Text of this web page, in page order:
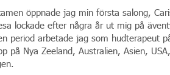
öppnade jag min första salong,
lockade efter några år ut mig på
period arbetade jag som hudterapeut
på Nya Zeeland, Australien, Asien,